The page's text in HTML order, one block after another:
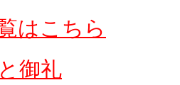
はこちら
御礼